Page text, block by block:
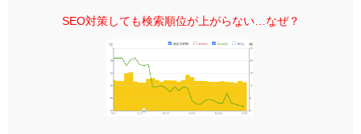
SEO対策しても検索順位が上がらない…なぜ？